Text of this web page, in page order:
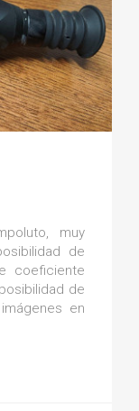
muy
de
coeficiente
de
en